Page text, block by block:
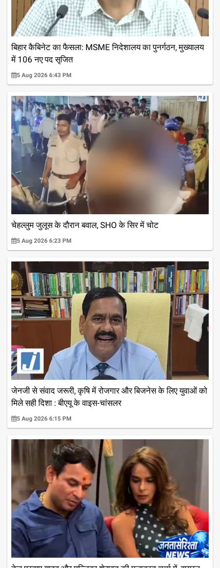
बिहार कैबिनेट का फैसला: MSME निदेशालय का पुनर्गठन, मुख्यालय
में 106 नए पद सृजित
5 Aug 2026 6:43 PM
चेहल्लुम जुलूस के दौरान बवाल, SHO के सिर में चोट
5 Aug 2026 6:23 PM
जेनजी से संवाद जरूरी, कृषि में रोजगार और बिजनेस के लिए युवाओं को
मिले सही दिशा : बीएयू के वाइस-चांसलर
5 Aug 2026 6:15 PM